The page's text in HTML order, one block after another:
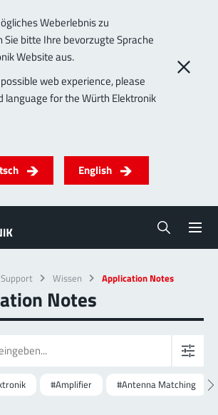
Weberlebnis zu
bitte Ihre bevorzugte Sprache
Website aus.
web experience, please
language for the Würth Elektronik
English
Support Wissen Application Notes
Notes
#Amplifier #Antenna Matching